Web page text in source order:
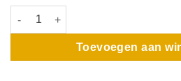
EPDM-lijm | Drukvat | 22L aantal
Toevoegen aan